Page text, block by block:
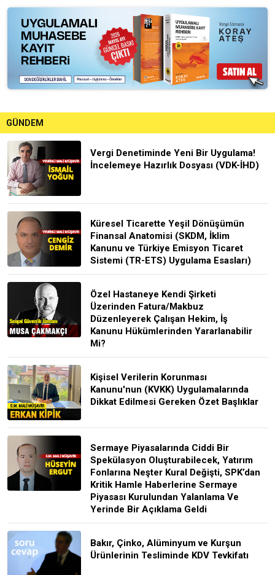
GÜNDEM
Vergi Denetiminde Yeni Bir Uygulama!
İncelemeye Hazırlık Dosyası (VDK-İHD)
Küresel Ticarette Yeşil Dönüşümün
Finansal Anatomisi (SKDM, İklim
Kanunu ve Türkiye Emisyon Ticaret
Sistemi (TR-ETS) Uygulama Esasları)
Özel Hastaneye Kendi Şirketi
Üzerinden Fatura/Makbuz
Düzenleyerek Çalışan Hekim, İş
Kanunu Hükümlerinden Yararlanabilir
Mi?
Kişisel Verilerin Korunması
Kanunu'nun (KVKK) Uygulamalarında
Dikkat Edilmesi Gereken Özet Başlıklar
Sermaye Piyasalarında Ciddi Bir
Spekülasyon Oluşturabilecek, Yatırım
Fonlarına Neşter Kural Değişti, SPK’dan
Kritik Hamle Haberlerine Sermaye
Piyasası Kurulundan Yalanlama Ve
Yerinde Bir Açıklama Geldi
Bakır, Çinko, Alüminyum ve Kurşun
Ürünlerinin Tesliminde KDV Tevkifatı